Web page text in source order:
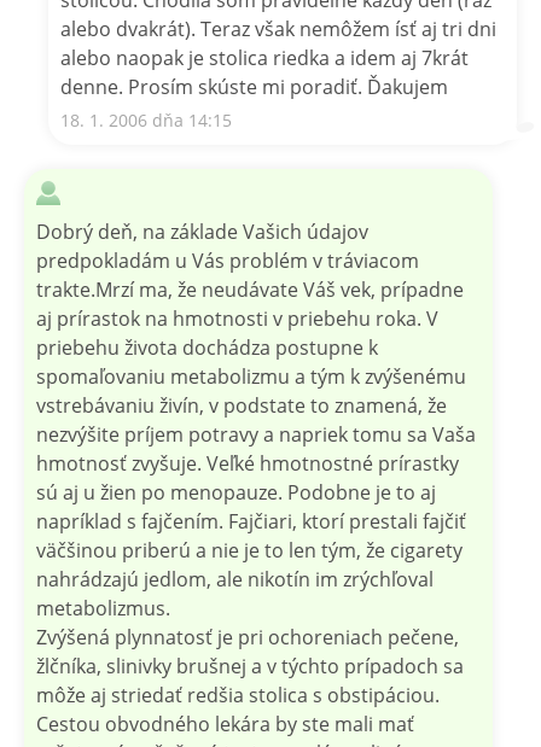
alebo dvakrát). Teraz však nemôžem ísť aj tri dni
alebo naopak je stolica riedka a idem aj 7krát
denne. Prosím skúste mi poradiť. Ďakujem
18. 1. 2006 dňa 14:15
Dobrý deň, na základe Vašich údajov
predpokladám u Vás problém v tráviacom
trakte.Mrzí ma, že neudávate Váš vek, prípadne
aj prírastok na hmotnosti v priebehu roka. V
priebehu života dochádza postupne k
spomaľovaniu metabolizmu a tým k zvýšenému
vstrebávaniu živín, v podstate to znamená, že
nezvýšite príjem potravy a napriek tomu sa Vaša
hmotnosť zvyšuje. Veľké hmotnostné prírastky
sú aj u žien po menopauze. Podobne je to aj
napríklad s fajčením. Fajčiari, ktorí prestali fajčiť
väčšinou priberú a nie je to len tým, že cigarety
nahrádzajú jedlom, ale nikotín im zrýchľoval
metabolizmus.
Zvýšená plynnatosť je pri ochoreniach pečene,
žlčníka, slinivky brušnej a v týchto prípadoch sa
môže aj striedať redšia stolica s obstipáciou.
Cestou obvodného lekára by ste mali mať